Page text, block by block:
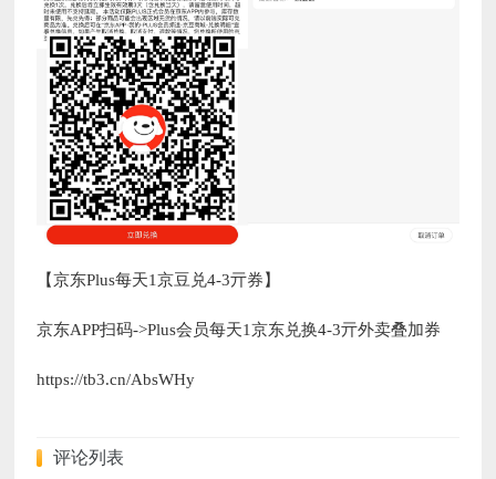
【京东Plus每天1京豆兑4-3亓券】
京东APP扫码->Plus会员每天1京东兑换4-3亓外卖叠加券
https://tb3.cn/AbsWHy
评论列表